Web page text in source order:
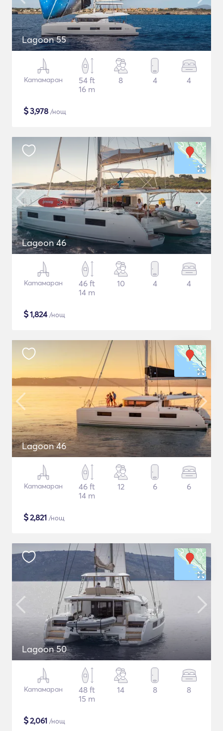
Lagoon 55
Катамаран
54 ft
16 m
8 4 4
$3,978 /нощ
Lagoon 46
Катамаран
46 ft
14 m
10 4 4
$1,824/нощ
Lagoon 46
Катамаран
46 ft
14 m
12 6 6
$2,821 /нощ
Lagoon 50
Катамаран
48 ft
15 m
14 8 8
$2,061 /нощ